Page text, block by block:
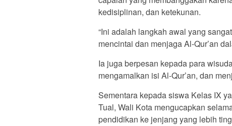
kedisiplinan, dan ketekunan.
“Ini adalah langkah awal yang
mencintai dan menjaga Al-Qur’an
Ia juga berpesan kepada para
mengamalkan isi Al-Qur’an, dan
Sementara kepada siswa Kelas IX
Tual, Wali Kota mengucapkan
pendidikan ke jenjang yang lebih